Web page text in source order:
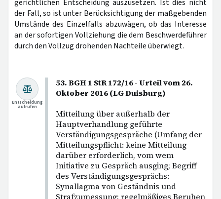
gerichtlichen Entscheidung auszusetzen. Ist dies nicht
der Fall, so ist unter Berücksichtigung der maßgebenden
Umstände des Einzelfalls abzuwägen, ob das Interesse
an der sofortigen Vollziehung die dem Beschwerdeführer
durch den Vollzug drohenden Nachteile überwiegt.
53. BGH 1 StR 172/16 - Urteil vom 26.
Oktober 2016 (LG Duisburg)
Mitteilung über außerhalb der
Hauptverhandlung geführte
Verständigungsgespräche (Umfang der
Mitteilungspflicht: keine Mitteilung
darüber erforderlich, vom wem
Initiative zu Gespräch ausging; Begriff
des Verständigungsgesprächs:
Synallagma von Geständnis und
Entscheidung
aufrufen